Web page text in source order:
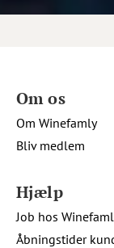
Om os
Om Winefamly
Bliv medlem
Hjælp
Job hos
Åbningstider